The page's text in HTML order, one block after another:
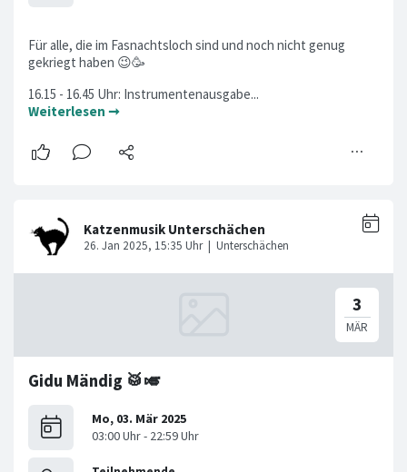
Für alle, die im Fasnachtsloch sind und noch nicht genug
gekriegt haben 😉🥳
16.15 - 16.45 Uhr: Instrumentenausgabe...
Weiterlesen ➞
Gidu Mändig 🥁🎺